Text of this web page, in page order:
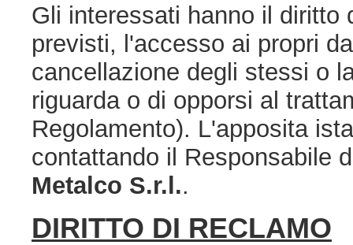
Gli interessati hanno il diritto
previsti, l'accesso ai propri
cancellazione degli stessi o
riguarda o di opporsi al
Regolamento). L'apposita
contattando il Responsabile
Metalco S.r.l..
DIRITTO DI RECLAMO